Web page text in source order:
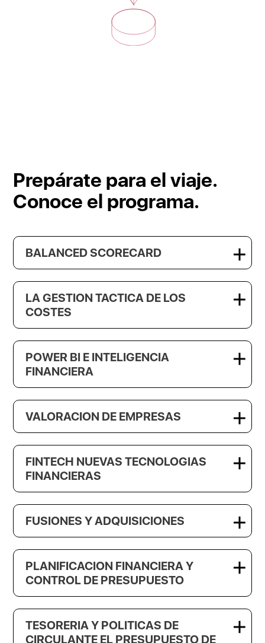
Prepárate para el viaje.
Conoce el programa.
BALANCED SCORECARD
LA GESTION TACTICA DE LOS
COSTES
POWER BI E INTELIGENCIA
FINANCIERA
VALORACION DE EMPRESAS
FINTECH NUEVAS TECNOLOGIAS
FINANCIERAS
FUSIONES Y ADQUISICIONES
PLANIFICACION FINANCIERA Y
CONTROL DE PRESUPUESTO
TESORERIA Y POLITICAS DE
CIRCULANTE EL PRESUPUESTO DE